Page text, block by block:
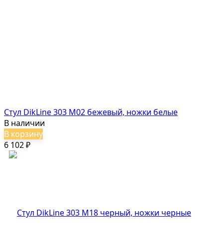
Стул DikLine 303 M02 бежевый, ножки белые
В наличии
В корзину
6 102 ₽